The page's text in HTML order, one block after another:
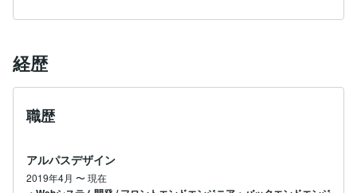
経歴
職歴
アルパスデザイン
2019年4月 〜現在